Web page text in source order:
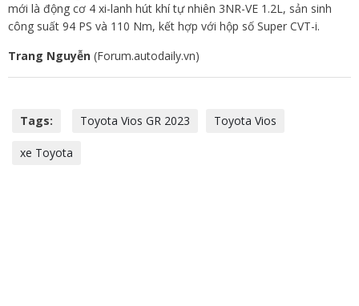
mới là động cơ 4 xi-lanh hút khí tự nhiên 3NR-VE 1.2L, sản sinh
công suất 94 PS và 110 Nm, kết hợp với hộp số Super CVT-i.
Trang Nguyễn (Forum.autodaily.vn)
Tags: Toyota Vios GR 2023 Toyota Vios
xe Toyota